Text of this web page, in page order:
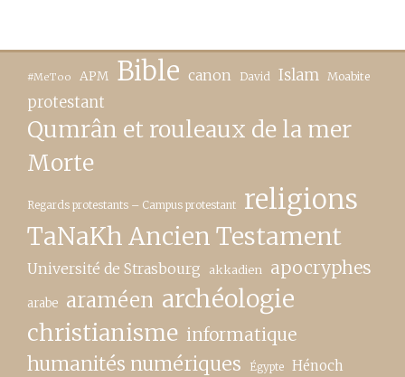
#MeToo APM Bible canon David Islam Moabite
protestant
Qumrân et rouleaux de la mer
Morte
Regards protestants – Campus protestant religions
TaNaKh Ancien Testament
Université de Strasbourg akkadien apocryphes
arabe araméen archéologie
christianisme informatique
humanités numériques Égypte Hénoch